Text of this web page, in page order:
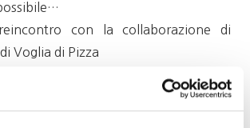
con la collaborazione di
Voglia di Pizza
Percorsi in cantina